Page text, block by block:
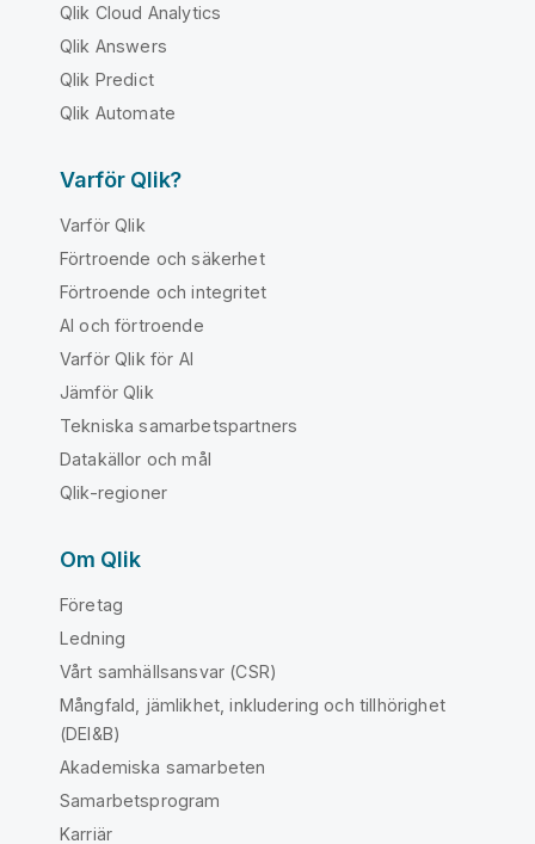
Qlik Cloud Analytics
Qlik Answers
Qlik Predict
Qlik Automate
Varför Qlik?
Varför Qlik
Förtroende och säkerhet
Förtroende och integritet
AI och förtroende
Varför Qlik för AI
Jämför Qlik
Tekniska samarbetspartners
Datakällor och mål
Qlik-regioner
Om Qlik
Företag
Ledning
Vårt samhällsansvar (CSR)
Mångfald, jämlikhet, inkludering och tillhörighet
(DEI&B)
Akademiska samarbeten
Samarbetsprogram
Karriär